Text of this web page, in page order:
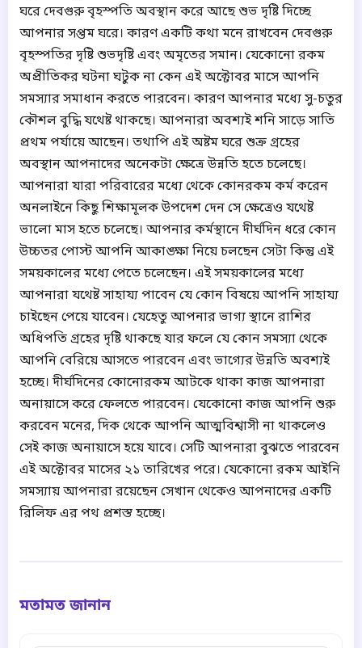
ঘরে দেবগুরু বৃহস্পতি অবস্থান করে আছে শুভ দৃষ্টি দিচ্ছে
আপনার সপ্তম ঘরে। কারণ একটি কথা মনে রাখবেন দেবগুরু
বৃহস্পতির দৃষ্টি শুভদৃষ্টি এবং অমৃতের সমান। যেকোনো রকম
অপ্রীতিকর ঘটনা ঘটুক না কেন এই অক্টোবর মাসে আপনি
সমস্যার সমাধান করতে পারবেন। কারণ আপনার মধ্যে সু-চতুর
কৌশল বুদ্ধি যথেষ্ট থাকছে। আপনারা অবশ্যই শনি সাড়ে সাতি
প্রথম পর্যায়ে আছেন। তথাপি এই অষ্টম ঘরে শুক্র গ্রহের
অবস্থান আপনাদের অনেকটা ক্ষেত্রে উন্নতি হতে চলেছে।
আপনারা যারা পরিবারের মধ্যে থেকে কোনরকম কর্ম করেন
অনলাইনে কিছু শিক্ষামূলক উপদেশ দেন সে ক্ষেত্রেও যথেষ্ট
ভালো মাস হতে চলেছে। আপনার কর্মস্থানে দীর্ঘদিন ধরে কোন
উচ্চতর পোস্ট আপনি আকাঙ্ক্ষা নিয়ে চলছেন সেটা কিন্তু এই
সময়কালের মধ্যে পেতে চলেছেন। এই সময়কালের মধ্যে
আপনারা যথেষ্ট সাহায্য পাবেন যে কোন বিষয়ে আপনি সাহায্য
চাইছেন পেয়ে যাবেন। যেহেতু আপনার ভাগ্য স্থানে রাশির
অধিপতি গ্রহের দৃষ্টি থাকছে যার ফলে যে কোন সমস্যা থেকে
আপনি বেরিয়ে আসতে পারবেন এবং ভাগ্যের উন্নতি অবশ্যই
হচ্ছে। দীর্ঘদিনের কোনোরকম আটকে থাকা কাজ আপনারা
অনায়াসে করে ফেলতে পারবেন। যেকোনো কাজ আপনি শুরু
করবেন মনের, দিক থেকে আপনি আত্মবিশ্বাসী না থাকলেও
সেই কাজ অনায়াসে হয়ে যাবে। সেটি আপনারা বুঝতে পারবেন
এই অক্টোবর মাসের ২১ তারিখের পরে। যেকোনো রকম আইনি
সমস্যায় আপনারা রয়েছেন সেখান থেকেও আপনাদের একটি
রিলিফ এর পথ প্রশস্ত হচ্ছে।
মতামত জানান